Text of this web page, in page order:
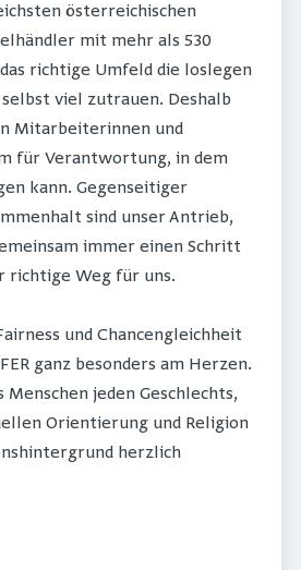
österreichischen
mit mehr als 530
richtige Umfeld die loslegen
viel zutrauen. Deshalb
Mitarbeiterinnen und
für Verantwortung, in dem
kann. Gegenseitiger
sind unser Antrieb,
immer einen Schritt
richtige Weg für uns.
und Chancengleichheit
ganz besonders am Herzen.
Menschen jeden Geschlechts,
Orientierung und Religion
herzlich